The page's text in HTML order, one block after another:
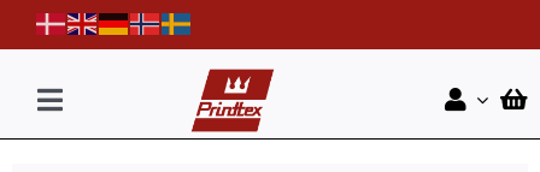
content
Toggle